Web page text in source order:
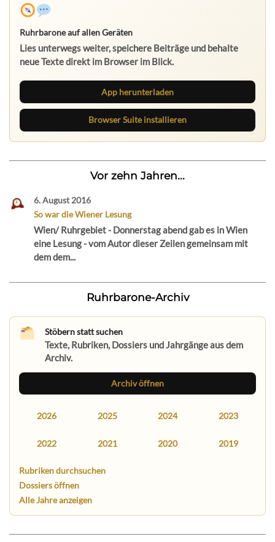
Ruhrbarone auf allen Geräten
Lies unterwegs weiter, speichere Beiträge und behalte
neue Texte direkt im Browser im Blick.
App herunterladen
Browser Suite installieren
Vor zehn Jahren...
6. August 2016
So war die Wiener Lesung
Wien/ Ruhrgebiet - Donnerstag abend gab es in Wien
eine Lesung - vom Autor dieser Zeilen gemeinsam mit
dem dem...
Ruhrbarone-Archiv
Stöbern statt suchen
Texte, Rubriken, Dossiers und Jahrgänge aus dem
Archiv.
Archiv öffnen
2026 2025 2024 2023
2022 2021 2020 2019
Rubriken durchsuchen
Dossiers öffnen
Alle Jahre anzeigen